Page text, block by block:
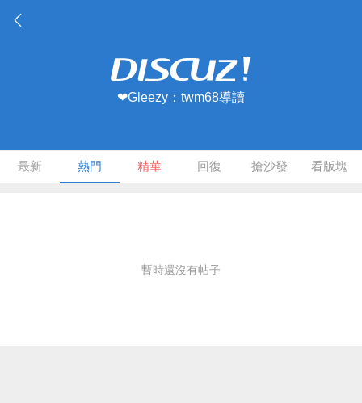
❤Gleezy：twm68導讀
最新 熱門 精華 回復 搶沙發 看版塊
暫時還沒有帖子